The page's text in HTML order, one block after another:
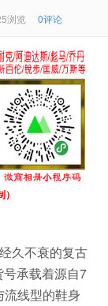
浏览 0评论
久不衰的复古
承载着源自7
线型的鞋身